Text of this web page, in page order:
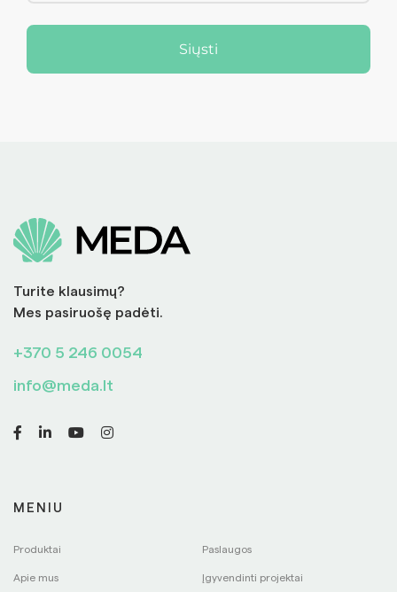
Siųsti
Turite klausimų?
Mes pasiruošę padėti.
+370 5 246 0054
info@meda.lt
MENIU
Produktai Paslaugos
Apie mus Įgyvendinti projektai